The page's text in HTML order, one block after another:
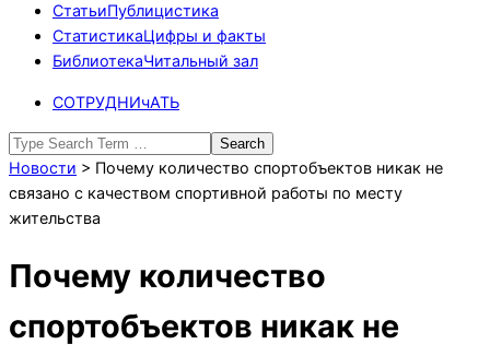
СтатьиПублицистика
СтатистикаЦифры и факты
БиблиотекаЧитальный зал
СОТРУДНИчАТЬ
Search
Новости > Почему количество спортобъектов никак не
связано с качеством спортивной работы по месту
жительства
Почему количество
спортобъектов никак не